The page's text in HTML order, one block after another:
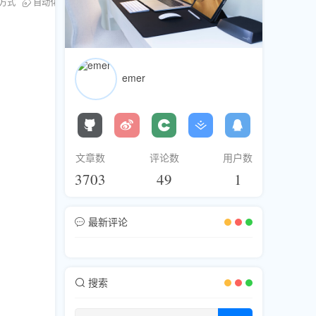
emer
文章数
3703
评论数
49
用户数
1
最新评论
搜索